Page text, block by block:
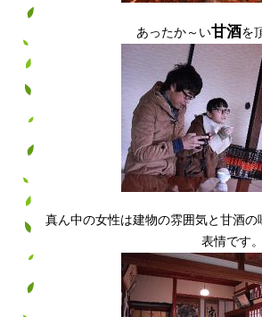
あったか～い甘酒を
真ん中の女性は建物の雰囲気と甘酒
表情です